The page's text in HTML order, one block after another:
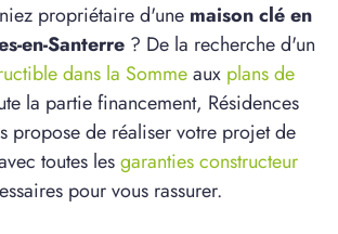
propriétaire d'une maison clé en
en-Santerre ? De la recherche d'un
dans la Sommeaux plans de
la partie financement, Résidences
propose de réaliser votre projet de
toutes lesgaranties constructeur
pour vous rassurer.